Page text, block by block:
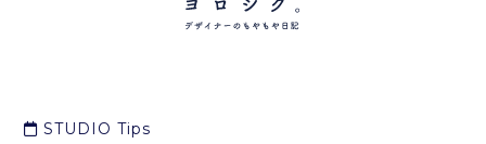
STUDIO Tips